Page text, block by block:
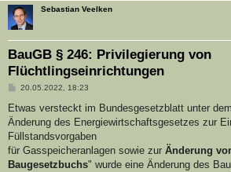
Sebastian Veelken
BauGB § 246: Privilegierung von
Flüchtlingseinrichtungen
B
i
r
a
20.05.2022, 18:23
Etwas versteckt im Bundesgesetzblatt unter
Änderung des Energiewirtschaftsgesetzes zur
Füllstandsvorgaben
für Gasspeicheranlagen sowie zur Änderung
Baugesetzbuchs" wurde eine Änderung des